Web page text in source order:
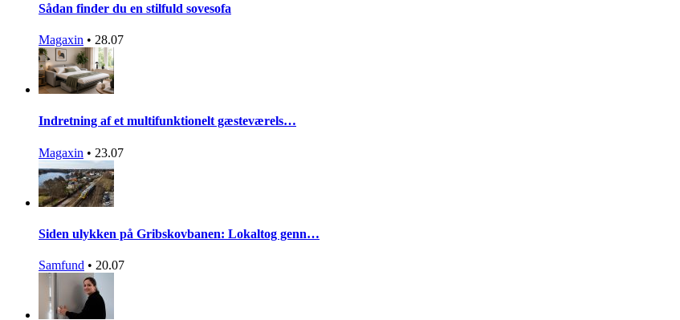
Sådan finder du en stilfuld sovesofa
Magaxin • 28.07
Indretning af et multifunktionelt gæsteværels…
Magaxin • 23.07
Siden ulykken på Gribskovbanen: Lokaltog genn…
Samfund • 20.07